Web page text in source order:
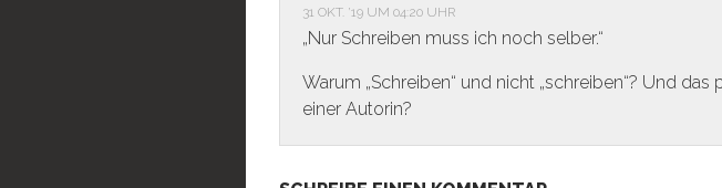
31 OKT. ’19 UM 04:20 UHR
„Nur Schreiben muss ich noch selber.“
Warum „Schreiben“ und nicht „schreiben“? Und das
einer Autorin?